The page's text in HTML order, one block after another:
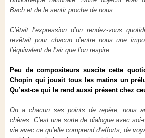
Bach et de le sentir proche de nous.
C’était l’expression d’un rendez-vous
revêtait pour chacun d’entre nous une
l’équivalent de l’air que l’on respire.
Peu de compositeurs suscite cette
Chopin qui jouait tous les matins un
Qu’est-ce qui le rend aussi présent chez
On a chacun ses points de repère, nous
chères. C’est une sorte de dialogue avec
vie avec ce qu’elle comprend d’efforts, de